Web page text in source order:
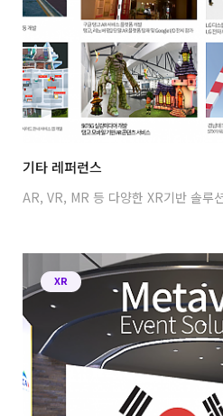
기타 레퍼런스
AR, VR, MR 등 다양한 XR기반 솔루
XR